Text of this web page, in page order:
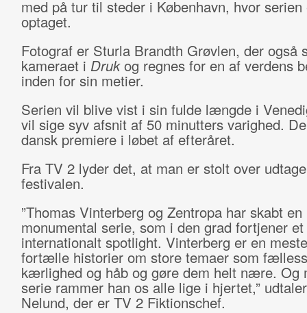
med på tur til steder i København, hvor serien
optaget.
Fotograf er Sturla Brandth Grøvlen, der også
kameraet i Drukog regnes for en af verdens
inden for sin metier.
Serien vil blive vist i sin fulde længde i
vil sige syv afsnit af 50 minutters varighed.
dansk premiere i løbet af efteråret.
Fra TV 2 lyder det, at man er stolt over
festivalen.
”Thomas Vinterberg og Zentropa har skabt en
monumental serie, som i den grad fortjener et
internationalt spotlight. Vinterberg er en
fortælle historier om store temaer som
kærlighed og håb og gøre dem helt nære. Og
serie rammer han os alle lige i hjertet,”
Nelund, der er TV 2 Fiktionschef.